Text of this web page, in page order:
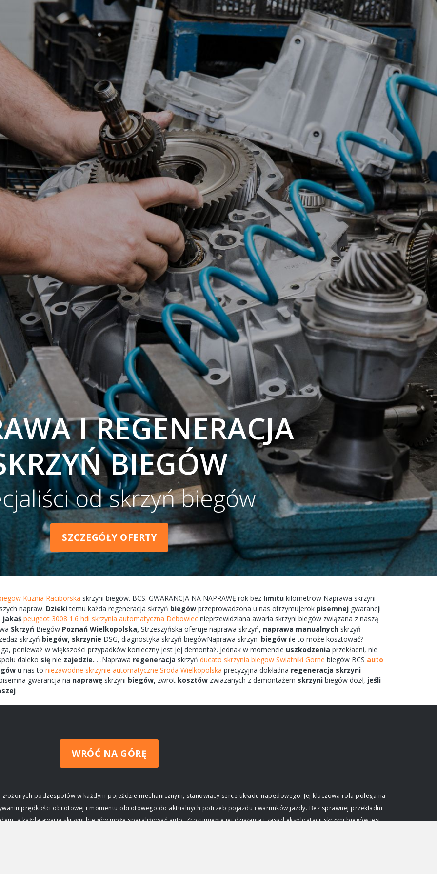
I REGENERACJA
BIEGÓW
od skrzyń biegów
SZCZEGÓŁY OFERTY
Kuznia Raciborska skrzyni biegów. BCS. GWARANCJA NA NAPRAWĘ rok bez limitu kilometrów Naprawa skrzyni
napraw. Dziekitemu każda regeneracja skrzyń biegów przeprowadzona u nas otrzymujerok pisemnej gwarancji
jakaś peugeot 3008 1.6 hdi skrzynia automatyczna Debowiec nieprzewidziana awaria skrzyni biegów związana z naszą
Skrzyń Biegów Poznań Wielkopolska, Strzeszyńska oferuje naprawa skrzyń, naprawa manualnych skrzyń
skrzyń biegów, skrzynie DSG, diagnostyka skrzyń biegówNaprawa skrzyni biegów ile to może kosztować?
ponieważ w większości przypadków konieczny jest jej demontaż. Jednak w momencie uszkodzenia przekładni, nie
daleko się nie zajedzie. …Naprawa regeneracja skrzyń ducato skrzynia biegow Swiatniki Gorne biegów BCS auto
u nas to niezawodne skrzynie automatyczne Sroda Wielkopolska precyzyjna dokładna regeneracja skrzyni
gwarancja na naprawę skrzyni biegów, zwrot kosztów zwiazanych z demontażem skrzyni biegów dozł, jeśli
WRÓĆ NA GÓRĘ
podzespołów w każdym pojeździe mechanicznym, stanowiący serce układu napędowego. Jej kluczowa rola polega na
prędkości obrotowej i momentu obrotowego do aktualnych potrzeb pojazdu i warunków jazdy. Bez sprawnej przekładni
a każda awaria skrzyni biegów może sparaliżować auto. Zrozumienie jej działania i zasad eksploatacji skrzyni biegów jest